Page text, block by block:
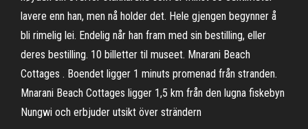
lavere enn han, men nå holder det. Hele gjengen begynner å
bli rimelig lei. Endelig når han fram med sin bestilling, eller
deres bestilling. 10 billetter til museet. Mnarani Beach
Cottages . Boendet ligger 1 minuts promenad från stranden.
Mnarani Beach Cottages ligger 1,5 km från den lugna fiskebyn
Nungwi och erbjuder utsikt över strändern